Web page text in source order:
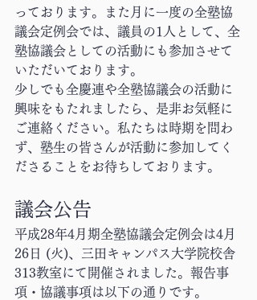
っております。また月に一度の全塾協
議会定例会では、議員の1人として、全
塾協議会としての活動にも参加させて
いただいております。
少しでも全慶連や全塾協議会の活動に
興味をもたれましたら、是非お気軽に
ご連絡ください。私たちは時期を問わ
ず、塾生の皆さんが活動に参加してく
ださることをお待ちしております。
議会公告
平成28年4月期全塾協議会定例会は4月
26日 (火)、三田キャンパス大学院校舎
313教室にて開催されました。報告事
項・協議事項は以下の通りです。